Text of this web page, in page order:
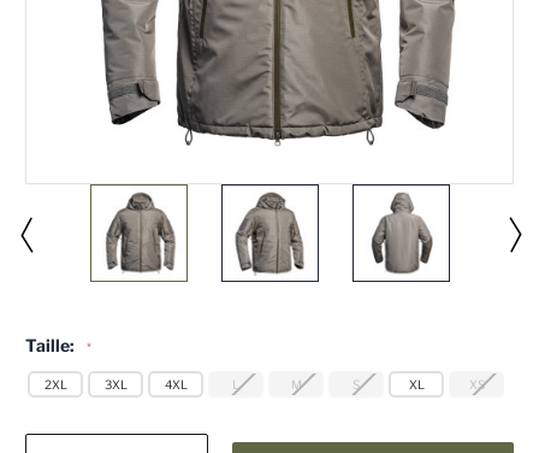
Taille: *
2XL 3XL 4XL L M S XL XS
Stock